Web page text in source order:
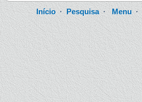
Início·Pesquisa· Menu·